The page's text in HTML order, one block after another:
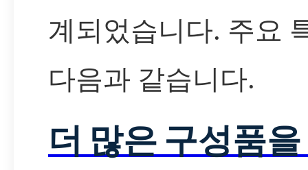
계되었습니다. 주요
다음과 같습니다.
더 많은 구성품